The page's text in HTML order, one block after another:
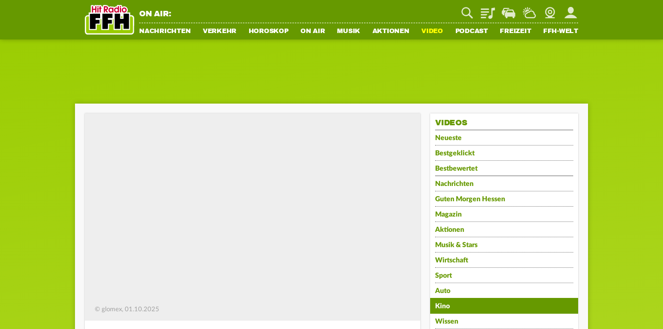
ON AIR: PlaylistStaupilotWetterWebcamMein FFH
NACHRICHTEN VERKEHR HOROSKOP ON AIR MUSIK AKTIONEN VIDEO PODCAST FREIZEIT FFH-WELT
© glomex, 01.10.2025
VIDEOS
Neueste
Bestgeklickt
Bestbewertet
Nachrichten
Guten Morgen Hessen
Magazin
Aktionen
Musik & Stars
Wirtschaft
Sport
Auto
Kino
Wissen